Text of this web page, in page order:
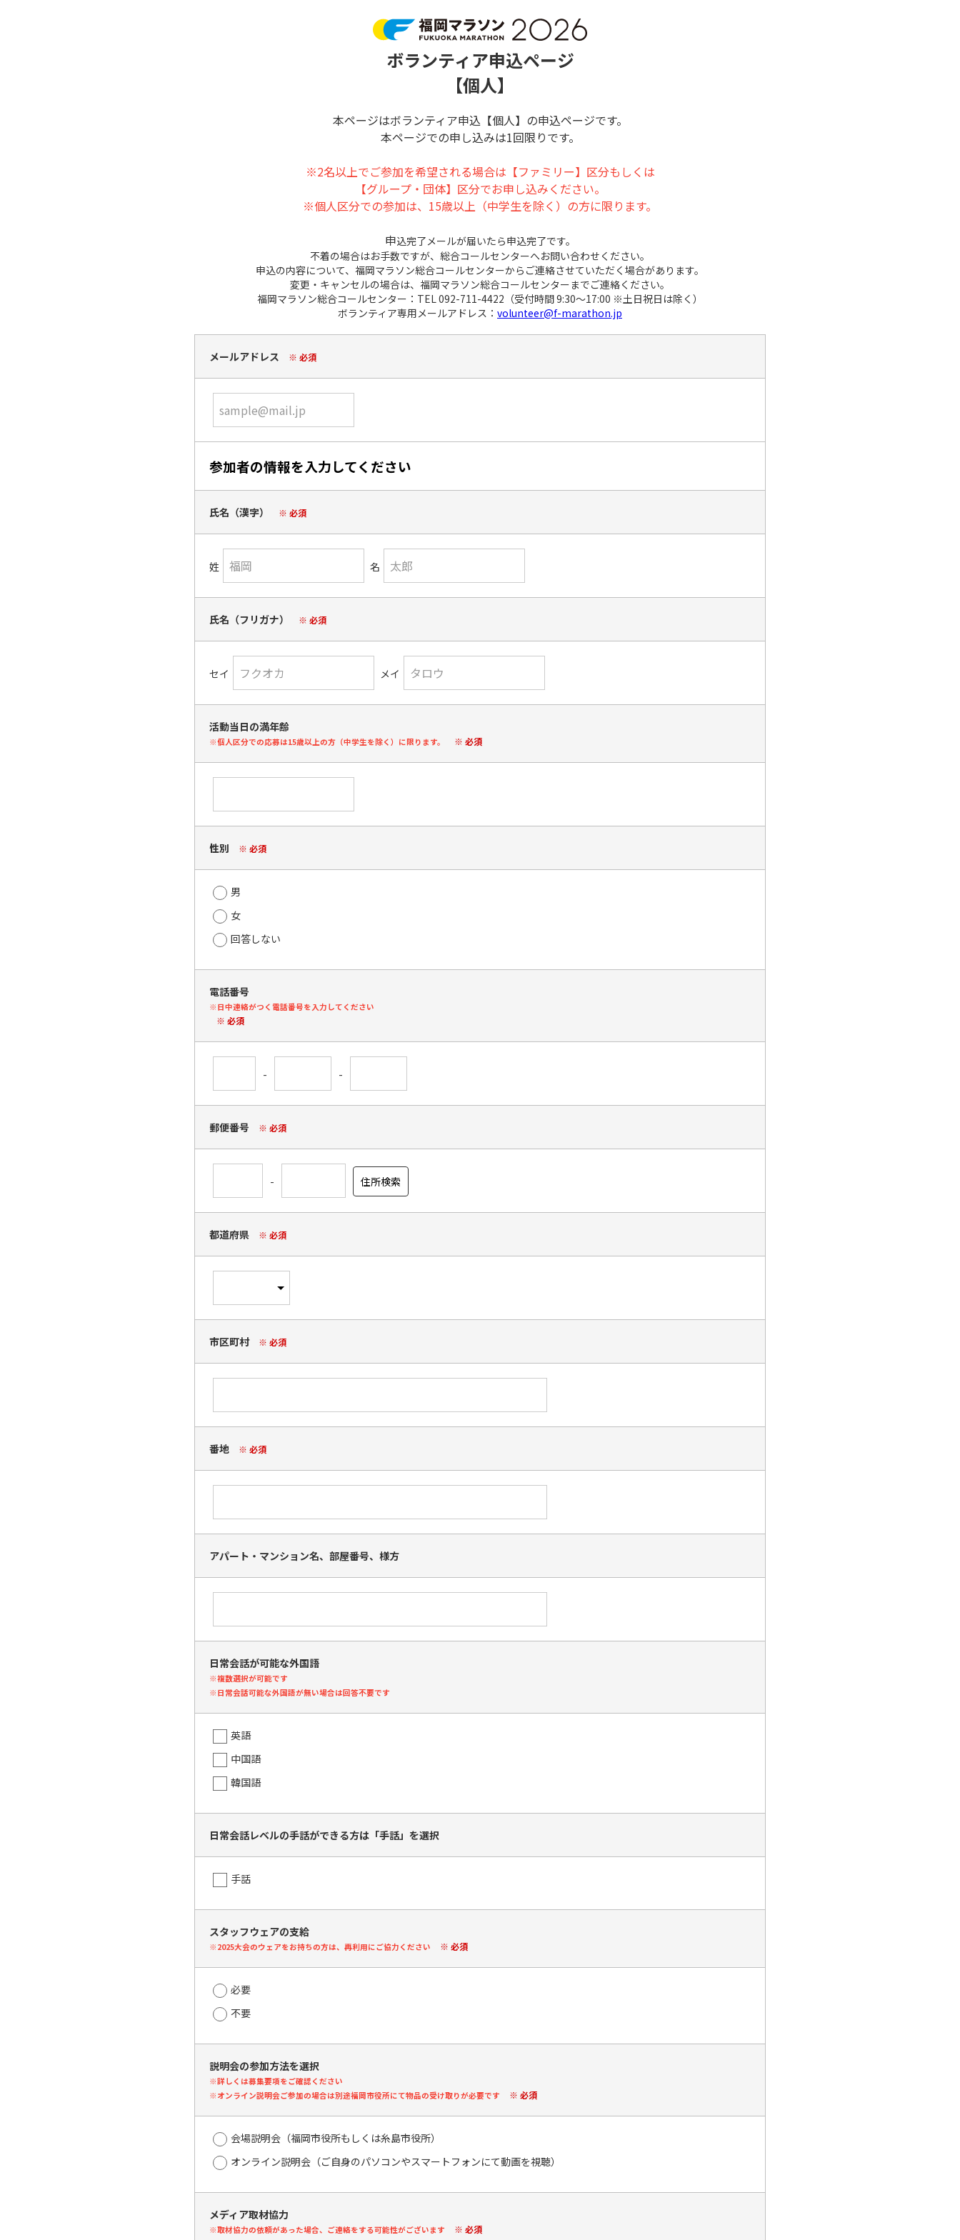
ボランティア申込ページ
【個人】
本ページはボランティア申込【個人】の申込ページです。
本ページでの申し込みは1回限りです。
※2名以上でご参加を希望される場合は【ファミリー】区分もしくは
【グループ・団体】区分でお申し込みください。
※個人区分での参加は、15歳以上（中学生を除く）の方に限ります。
申込完了メールが届いたら申込完了です。
不着の場合はお手数ですが、総合コールセンターへお問い合わせください。
申込の内容について、福岡マラソン総合コールセンターからご連絡させていただく場合があります。
変更・キャンセルの場合は、福岡マラソン総合コールセンターまでご連絡ください。
福岡マラソン総合コールセンター：TEL 092-711-4422（受付時間 9:30～17:00 ※土日祝日は除く）
ボランティア専用メールアドレス： volunteer@f-marathon.jp
メールアドレス ※ 必須
参加者の情報を入力してください
氏名（漢字） ※ 必須
姓 名
氏名（フリガナ） ※ 必須
セイ メイ
活動当日の満年齢
※個人区分での応募は15歳以上の方（中学生を除く）に限ります。 ※ 必須
性別 ※ 必須
男
女
回答しない
電話番号
※日中連絡がつく電話番号を入力してください
※ 必須
- -
郵便番号 ※ 必須
-
都道府県 ※ 必須
市区町村 ※ 必須
番地 ※ 必須
アパート・マンション名、部屋番号、様方
日常会話が可能な外国語
※複数選択が可能です
※日常会話可能な外国語が無い場合は回答不要です
英語
中国語
韓国語
日常会話レベルの手話ができる方は「手話」を選択
手話
スタッフウェアの支給
※2025大会のウェアをお持ちの方は、再利用にご協力ください ※ 必須
必要
不要
説明会の参加方法を選択
※詳しくは募集要項をご確認ください
※オンライン説明会ご参加の場合は別途福岡市役所にて物品の受け取りが必要です
※ 必須
会場説明会（福岡市役所もしくは糸島市役所）
オンライン説明会（ご自身のパソコンやスマートフォンにて動画を視聴）
メディア取材協力
※取材協力の依頼があった場合、ご連絡をする可能性がございます ※ 必須